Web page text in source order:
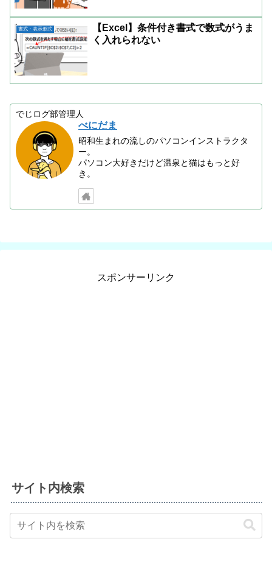
書式・表示形式
【Excel】条件付き書式で数式がうま
く入れられない
でじログ部管理人
べにだま
昭和生まれの流しのパソコンインストラクタ
ー。
パソコン大好きだけど温泉と猫はもっと好
き。
スポンサーリンク
サイト内検索